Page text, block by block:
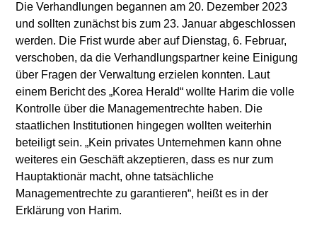
Die Verhandlungen begannen am 20. Dezember 2023
und sollten zunächst bis zum 23. Januar abgeschlossen
werden. Die Frist wurde aber auf Dienstag, 6. Februar,
verschoben, da die Verhandlungspartner keine Einigung
über Fragen der Verwaltung erzielen konnten. Laut
einem Bericht des „Korea Herald“ wollte Harim die volle
Kontrolle über die Managementrechte haben. Die
staatlichen Institutionen hingegen wollten weiterhin
beteiligt sein. „Kein privates Unternehmen kann ohne
weiteres ein Geschäft akzeptieren, dass es nur zum
Hauptaktionär macht, ohne tatsächliche
Managementrechte zu garantieren“, heißt es in der
Erklärung von Harim.